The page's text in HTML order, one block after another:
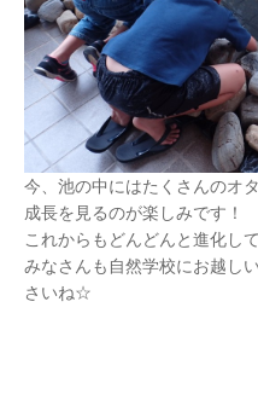
今、池の中にはたくさんのオ
成長を見るのが楽しみです！
これからもどんどんと進化し
みなさんも自然学校にお越し
さいね☆